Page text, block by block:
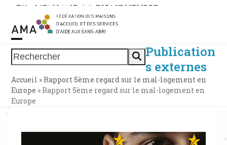
Skip
content
Tél. : 0471 38 11 37 | | ESPACE MEMBRE
Rechercher
Open
mobile
menu
Close
mobile
menu
Publication
s externes
Accueil » Rapport 5ème regard sur le mal-logement en
Europe » Rapport 5ème regard sur le mal-logement en
Europe